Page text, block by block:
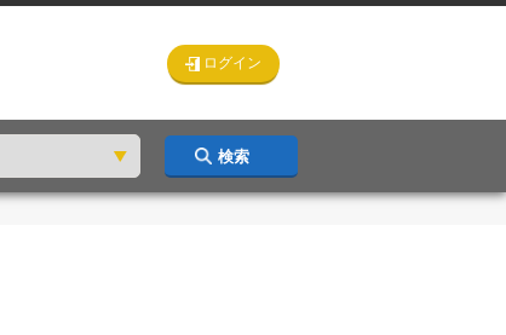
ログイン
検索